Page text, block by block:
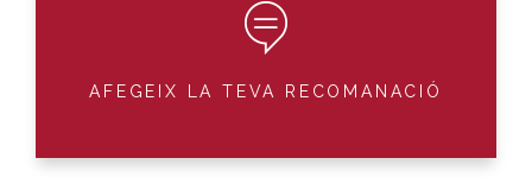
AFEGEIX LA TEVA RECOMANACIÓ